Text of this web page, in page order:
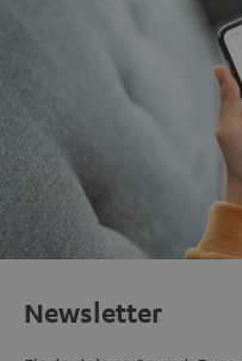
Newsletter